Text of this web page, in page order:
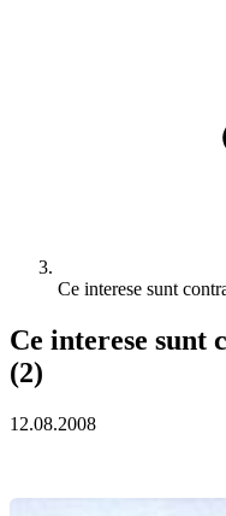
Ce interese sunt
Ce interese
(2)
12.08.2008